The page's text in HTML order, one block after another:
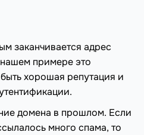
заканчивается адрес
примере это
хорошая репутация и
домена в прошлом. Если
много спама, то